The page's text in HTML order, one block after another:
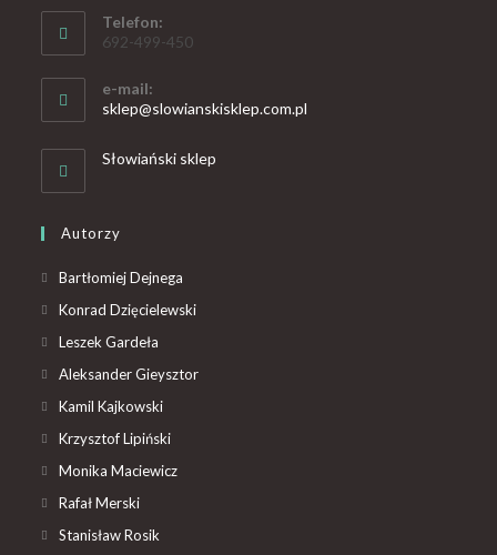
Telefon:
692-499-450
e-mail:
sklep@slowianskisklep.com.pl
Słowiański sklep
Autorzy
Bartłomiej Dejnega
Konrad Dzięcielewski
Leszek Gardeła
Aleksander Gieysztor
Kamil Kajkowski
Krzysztof Lipiński
Monika Maciewicz
Rafał Merski
Stanisław Rosik